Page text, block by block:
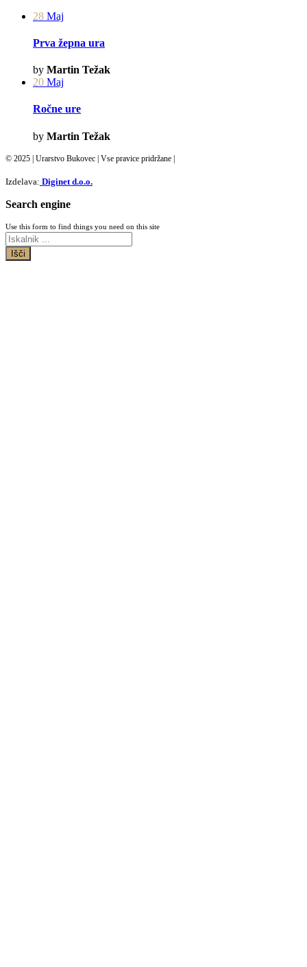
28 Maj
Prva žepna ura
by Martin Težak
20 Maj
Ročne ure
by Martin Težak
© 2025 | Urarstvo Bukovec | Vse pravice pridržane |
Izdelava: Diginet d.o.o.
Search engine
Use this form to find things you need on this site
Išči